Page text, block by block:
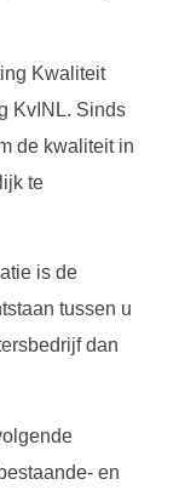
Kwaliteit
KvINL. Sinds
de kwaliteit in
te
is de
tussen u
dan
en